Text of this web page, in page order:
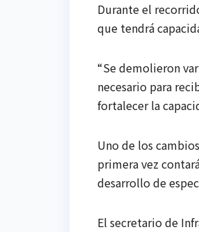
Durante el
que tendrá
“Se demolieron
necesario para
fortalecer la
Uno de los
primera vez
desarrollo de
El secretario de